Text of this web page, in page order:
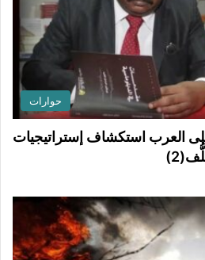
حوارات
العرب استكشاف إستراتيجيات